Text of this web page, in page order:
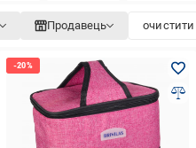
Продавець очистити